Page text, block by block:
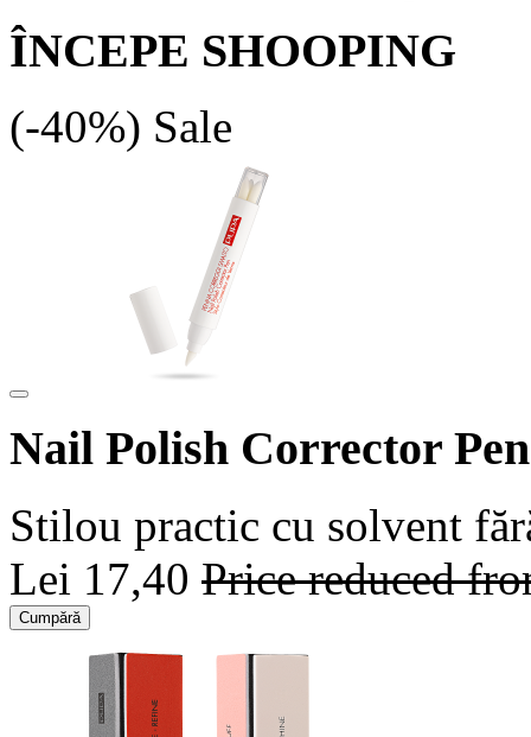
ÎNCEPE SHOOPING
(-40%) Sale
Nail Polish Corrector Pen
Stilou practic cu solvent
Lei 17,40 Price reduced
Cumpără